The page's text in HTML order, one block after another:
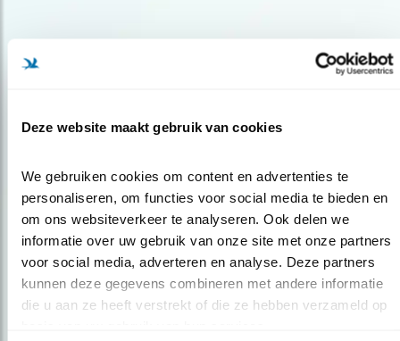
Deze website maakt gebruik van cookies
We gebruiken cookies om content en advertenties te
personaliseren, om functies voor social media te bieden en
om ons websiteverkeer te analyseren. Ook delen we
informatie over uw gebruik van onze site met onze partners
voor social media, adverteren en analyse. Deze partners
kunnen deze gegevens combineren met andere informatie
die u aan ze heeft verstrekt of die ze hebben verzameld op
Meld je aan en ontvang nieuws, inspiratie, acties en tips
over vogels en activiteiten van Vogelbescherming.
AANMELDEN VOGELNIEUWS
Volg ons via social media